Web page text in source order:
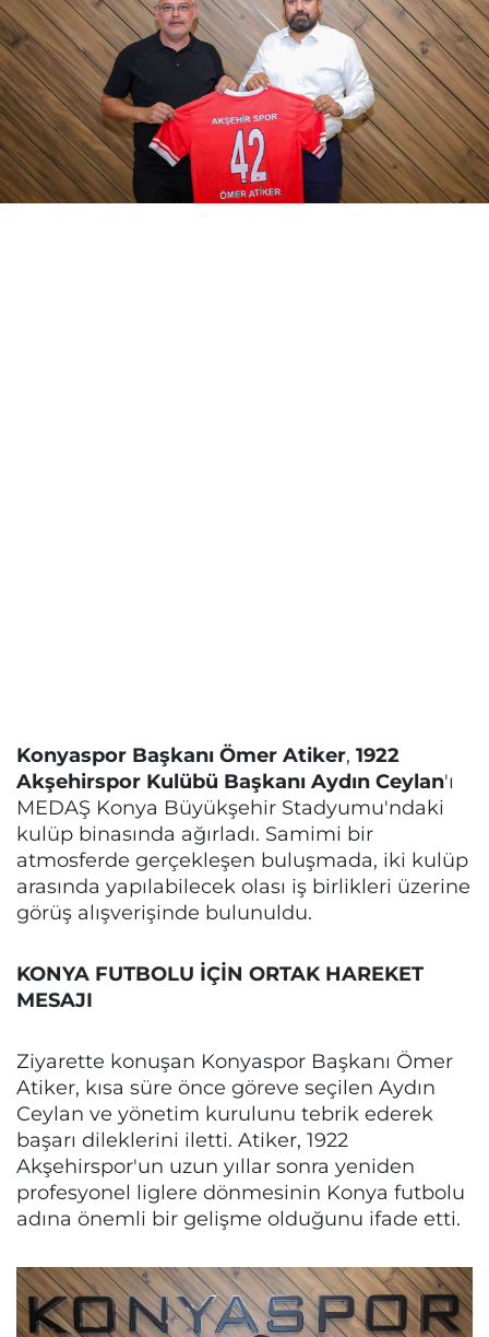
Konyaspor Başkanı Ömer Atiker, 1922
Akşehirspor Kulübü Başkanı Aydın Ceylan'ı
MEDAŞ Konya Büyükşehir Stadyumu'ndaki
kulüp binasında ağırladı. Samimi bir
atmosferde gerçekleşen buluşmada, iki kulüp
arasında yapılabilecek olası iş birlikleri üzerine
görüş alışverişinde bulunuldu.
KONYA FUTBOLU İÇİN ORTAK HAREKET
MESAJI
Ziyarette konuşan Konyaspor Başkanı Ömer
Atiker, kısa süre önce göreve seçilen Aydın
Ceylan ve yönetim kurulunu tebrik ederek
başarı dileklerini iletti. Atiker, 1922
Akşehirspor'un uzun yıllar sonra yeniden
profesyonel liglere dönmesinin Konya futbolu
adına önemli bir gelişme olduğunu ifade etti.